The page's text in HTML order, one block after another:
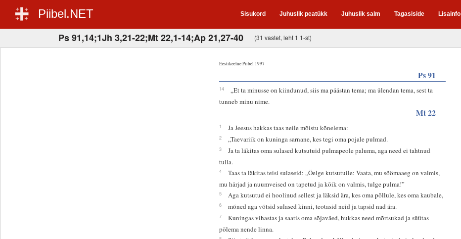
Piibel.NET Sisukord Juhuslik peatükk Juhuslik salm Tagasiside Lisainfo
Ps 91,14;1Jh 3,21-22;Mt 22,1-14;Ap 21,27-40 (31 vastet, leht 1 1-st)
Eestikeelne Piibel 1997
Ps 91
14
„Et ta minusse on kiindunud, siis ma päästan tema; ma ülendan tema, sest ta
tunneb minu nime.
Mt 22
1 Ja Jeesus hakkas taas neile mõistu kõnelema:
2 „Taevariik on kuninga sarnane, kes tegi oma pojale pulmad.
3
Ja ta läkitas oma sulased kutsutuid pulmapeole paluma, aga need ei tahtnud
tulla.
4
Taas ta läkitas teisi sulaseid: „Öelge kutsutuile: Vaata, mu söömaaeg on valmis,
mu härjad ja nuumveised on tapetud ja kõik on valmis, tulge pulma!”
5 Aga kutsutud ei hoolinud sellest ja läksid ära, kes oma põllule, kes oma kaubale,
6 mõned aga võtsid sulased kinni, teotasid neid ja tapsid nad ära.
7
Kuningas vihastas ja saatis oma sõjaväed, hukkas need mõrtsukad ja süütas
põlema nende linna.